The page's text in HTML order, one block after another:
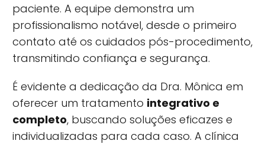
paciente. A equipe demonstra um
profissionalismo notável, desde o primeiro
contato até os cuidados pós-procedimento,
transmitindo confiança e segurança.
É evidente a dedicação da Dra. Mônica em
oferecer um tratamento integrativo e
completo, buscando soluções eficazes e
individualizadas para cada caso. A clínica